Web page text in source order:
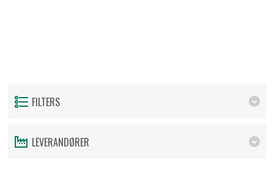
FILTERS
LEVERANDØRER